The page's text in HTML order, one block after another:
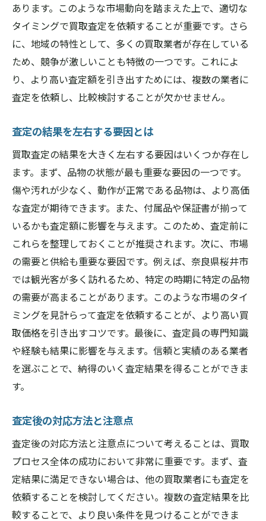
あります。このような市場動向を踏まえた上で、適切な
タイミングで買取査定を依頼することが重要です。さら
に、地域の特性として、多くの買取業者が存在している
ため、競争が激しいことも特徴の一つです。これによ
り、より高い査定額を引き出すためには、複数の業者に
査定を依頼し、比較検討することが欠かせません。
査定の結果を左右する要因とは
買取査定の結果を大きく左右する要因はいくつか存在し
ます。まず、品物の状態が最も重要な要因の一つです。
傷や汚れが少なく、動作が正常である品物は、より高価
な査定が期待できます。また、付属品や保証書が揃って
いるかも査定額に影響を与えます。このため、査定前に
これらを整理しておくことが推奨されます。次に、市場
の需要と供給も重要な要因です。例えば、奈良県桜井市
では観光客が多く訪れるため、特定の時期に特定の品物
の需要が高まることがあります。このような市場のタイ
ミングを見計らって査定を依頼することが、より高い買
取価格を引き出すコツです。最後に、査定員の専門知識
や経験も結果に影響を与えます。信頼と実績のある業者
を選ぶことで、納得のいく査定結果を得ることができま
す。
査定後の対応方法と注意点
査定後の対応方法と注意点について考えることは、買取
プロセス全体の成功において非常に重要です。まず、査
定結果に満足できない場合は、他の買取業者にも査定を
依頼することを検討してください。複数の査定結果を比
較することで、より良い条件を見つけることができま